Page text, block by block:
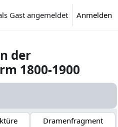
Gast angemeldet Anmelden
der
1800-1900
Dramenfragment